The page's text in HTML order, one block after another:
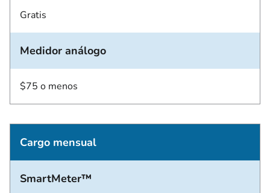
Gratis
Medidor análogo
$75 o menos
Cargo mensual
SmartMeter™